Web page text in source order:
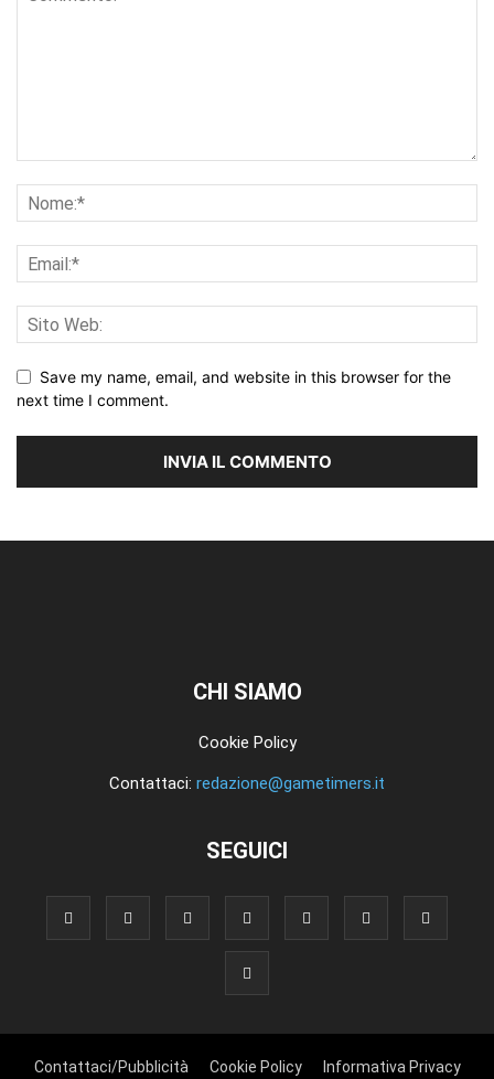
Save my name, email, and website in this browser for the
next time I comment.
CHI SIAMO
Cookie Policy
Contattaci: redazione@gametimers.it
SEGUICI
Contattaci/Pubblicità Cookie Policy Informativa Privacy